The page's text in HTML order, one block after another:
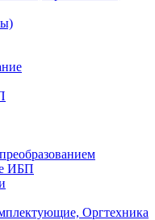
ИБП
Оргтехника